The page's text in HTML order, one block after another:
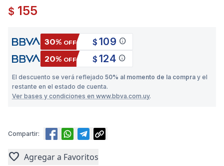
$ 155
30% OFF $ 109 info
20% OFF $ 124 info
El descuento se verá reflejado 50% al momento de la compra y el
restante en el estado de cuenta.
Ver bases y condiciones en www.bbva.com.uy.
Compartir:
favorite Agregar a Favoritos